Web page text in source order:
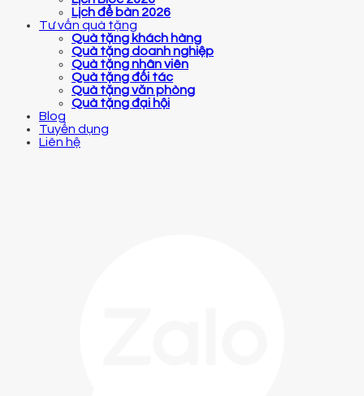
Lịch để bàn 2026
Tư vấn quà tặng
Quà tặng khách hàng
Quà tặng doanh nghiệp
Quà tặng nhân viên
Quà tặng đối tác
Quà tặng văn phòng
Quà tặng đại hội
Blog
Tuyển dụng
Liên hệ